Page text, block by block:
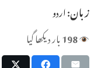
زبان:اردو
198بار دیکھا گیا